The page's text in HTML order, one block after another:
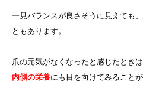
一見バランスが良さそうに見えても
ともあります。
爪の元気がなくなったと感じたとき
内側の栄養にも目を向けてみることが